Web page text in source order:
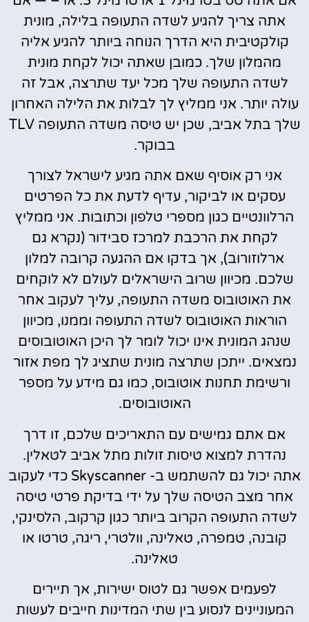
אתה צריך להגיע לשדה התעופה בלילה, מונית
קולקטיבית היא הדרך הנוחה ביותר להגיע אליה
מהמלון שלך. כמובן שאתה יכול לקחת מונית
לשדה התעופה שלך מכל יעד שתרצה, אבל זה
עולה יותר. אני ממליץ לך לבלות את הלילה האחרון
שלך בתל אביב, שכן יש טיסה משדה התעופה TLV
בבוקר.
אני רק אוסיף שאם אתה מגיע לישראל לצורך
עסקים או לביקור, עדיף לדעת את כל הפרטים
הרלוונטיים כגון מספרי טלפון וכתובות. אני ממליץ
לקחת את הרכבת למרכז סבידור (נקרא גם
ארלוזורוב), אך בדקו אם ההגעה קרובה למלון
שלכם. מכיוון שרוב הישראלים לעולם לא לוקחים
את האוטובוס משדה התעופה, עליך לעקוב אחר
הוראות האוטובוס לשדה התעופה וממנו, מכיוון
שנהג המונית אינו יכול לומר לך היכן האוטובוסים
נמצאים. ייתכן שתרצה מונית שתציג לך מפת אזור
ורשימת תחנות אוטובוס, כמו גם מידע על מספר
האוטובוסים.
אם אתם גמישים עם התאריכים שלכם, זו דרך
נהדרת למצוא טיסות זולות מתל אביב לטאלין.
אתה יכול גם להשתמש ב- Skyscanner כדי לעקוב
אחר מצב הטיסה שלך על ידי בדיקת פרטי טיסה
לשדה התעופה הקרוב ביותר כגון קרקוב, הלסינקי,
קובנה, טמפרה, טאלינה, וולטרי, ריגה, טרטו או
טאלינה.
לפעמים אפשר גם לטוס ישירות, אך תיירים
המעוניינים לנסוע בין שתי המדינות חייבים לעשות